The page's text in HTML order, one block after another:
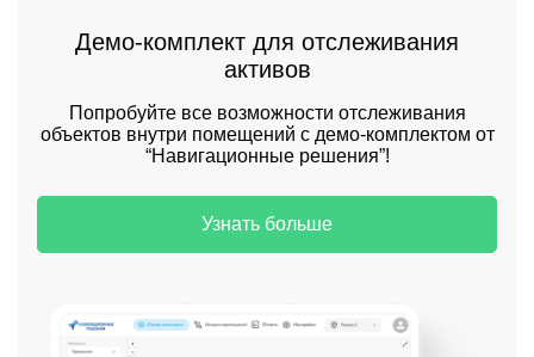
Демо-комплект для отслеживания
активов
Попробуйте все возможности отслеживания
объектов внутри помещений с демо-комплектом от
“Навигационные решения”!
Узнать больше